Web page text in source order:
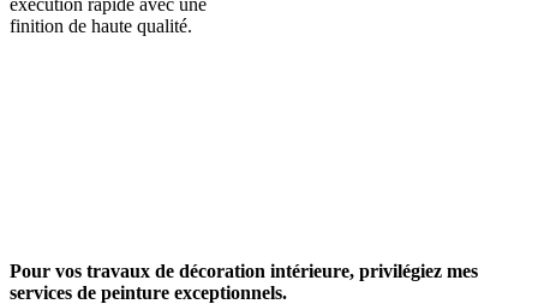
exécution rapide avec une
finition de haute qualité.
Pour vos travaux de décoration intérieure, privilégiez mes
services de peinture exceptionnels.